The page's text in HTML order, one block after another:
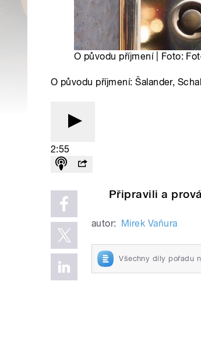
O původu příjmení | Foto:
O původu příjmení: Šalander,
2:55
Připravili a
autor: Mirek Vaňura
Všechny díly pořadu